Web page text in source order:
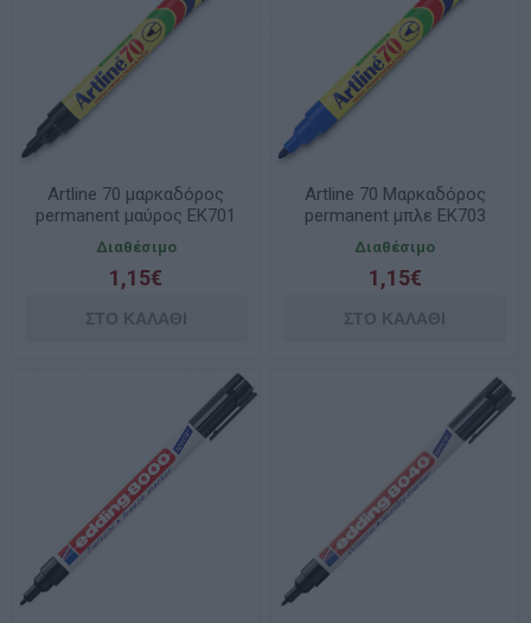
Artline 70 μαρκαδόρος
permanent μαύρος EK701
Διαθέσιμο
1,15€
Artline 70 Μαρκαδόρος
permanent μπλε EK703
Διαθέσιμο
1,15€